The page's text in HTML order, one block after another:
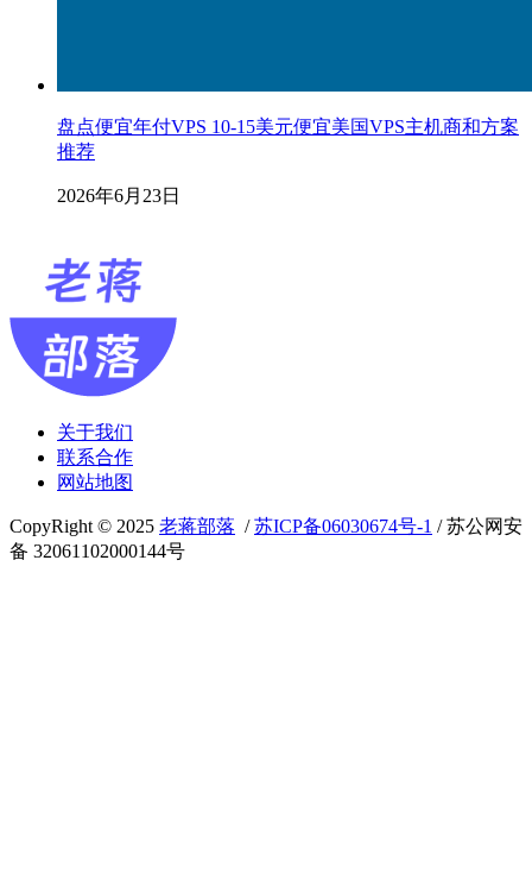
盘点便宜年付VPS 10-15美元便宜美国VPS主机商和方案
推荐
2026年6月23日
关于我们
联系合作
网站地图
CopyRight © 2025 老蒋部落 /苏ICP备06030674号-1 / 苏公网安
备 32061102000144号